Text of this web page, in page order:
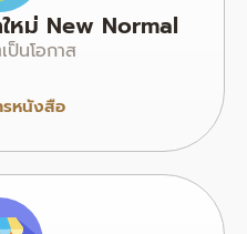
หม่ New Normal
นโอกาส
รหนังสือ